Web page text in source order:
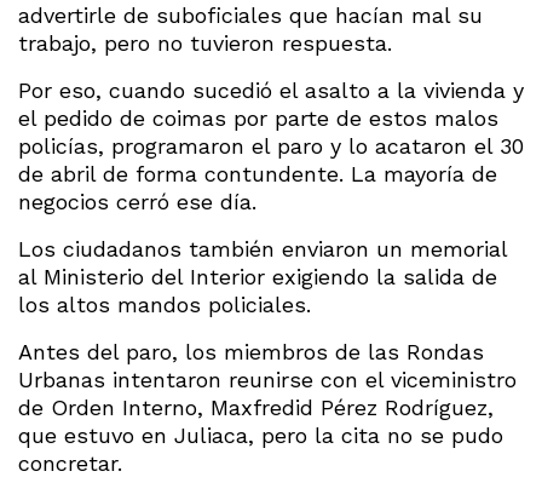
advertirle de suboficiales que hacían mal su
trabajo, pero no tuvieron respuesta.
Por eso, cuando sucedió el asalto a la vivienda y
el pedido de coimas por parte de estos malos
policías, programaron el paro y lo acataron el 30
de abril de forma contundente. La mayoría de
negocios cerró ese día.
Los ciudadanos también enviaron un memorial
al Ministerio del Interior exigiendo la salida de
los altos mandos policiales.
Antes del paro, los miembros de las Rondas
Urbanas intentaron reunirse con el viceministro
de Orden Interno, Maxfredid Pérez Rodríguez,
que estuvo en Juliaca, pero la cita no se pudo
concretar.